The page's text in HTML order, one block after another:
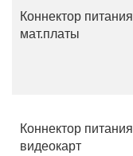
Коннектор питания
мат.платы
Коннектор питания
видеокарт